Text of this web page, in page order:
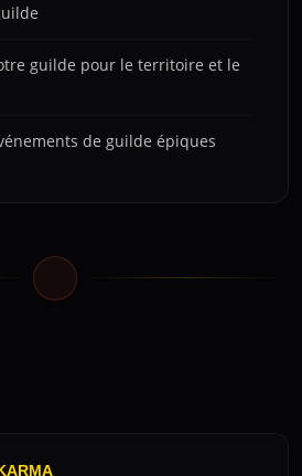
guilde pour le territoire et le
de guilde épiques